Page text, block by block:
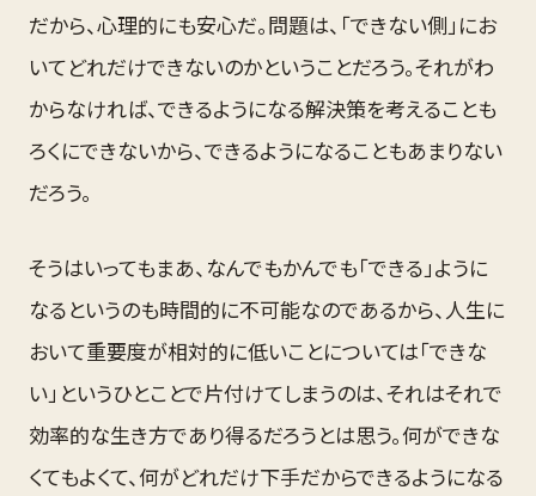
だから、心理的にも安心だ。問題は、「できない側」にお
いてどれだけできないのかということだろう。それがわ
からなければ、できるようになる解決策を考えることも
ろくにできないから、できるようになることもあまりない
だろう。
そうはいってもまあ、なんでもかんでも「できる」ように
なるというのも時間的に不可能なのであるから、人生に
おいて重要度が相対的に低いことについては「できな
い」というひとことで片付けてしまうのは、それはそれで
効率的な生き方であり得るだろうとは思う。何ができな
くてもよくて、何がどれだけ下手だからできるようになる